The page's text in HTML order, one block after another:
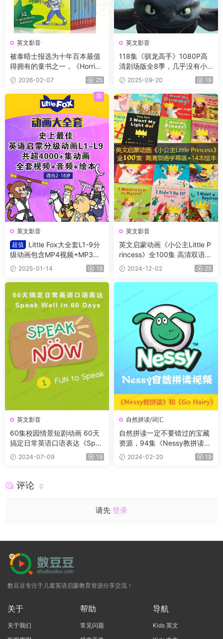
英文影音
被泰晤士报选为十年百本最值
得拥有的童书之一，《Horrid
Henry 》淘气包亨利系列，PD
F、音频、动画片1-5季229
集、电影、练习等
2026-02-07 25
英文影音
118集《驯龙高手》1080P高
清剧场版全8季，几乎没有小
朋友能抗拒、带英文外挂字
2025-09-20 19
英文影音
超值
Little Fox大全套L1-9分
级动画包含MP4视频+MP3
+原文/绘本 适合各阶段英语学
习
2025-01-14 19
荐
英文影音
英文启蒙动画《小公主Little P
rincess》全100集 高清双语字
幕版+部分绘本 孩子们的英语
学习新选择！
2024-12-02 25
英文影音
60集校园情景短剧动画 60天
搞定日常英语口语表达《Spea
k Well in 60 Days》
2024-07-09 19
自然拼读/词汇
自然拼读一定不要错过的宝藏
资源，94集《Nessy教拼读》
和《Go Hairy》教学视频
2024-02-20 19
评论 0
请先 登录
数豆豆专注于儿童英语启蒙教育资源分享交流！
关于
关于我们
帮助
常见问题
导航
Kids 英文